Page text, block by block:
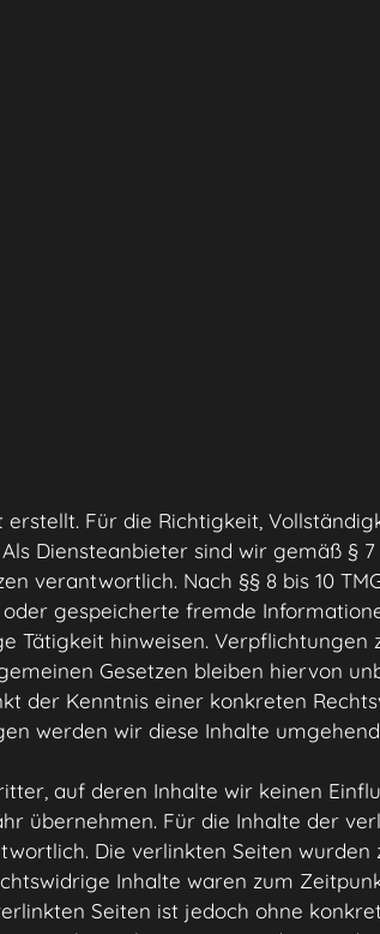
Für die Richtigkeit,
Diensteanbieter sind wir gemäß § 7
verantwortlich. Nach §§ 8 bis 10
gespeicherte fremde
Tätigkeit hinweisen. Verpflichtungen
Gesetzen bleiben hiervon
der Kenntnis einer konkreten
werden wir diese Inhalte
auf deren Inhalte wir keinen
übernehmen. Für die Inhalte der
Die verlinkten Seiten wurden
Inhalte waren zum
Seiten ist jedoch ohne